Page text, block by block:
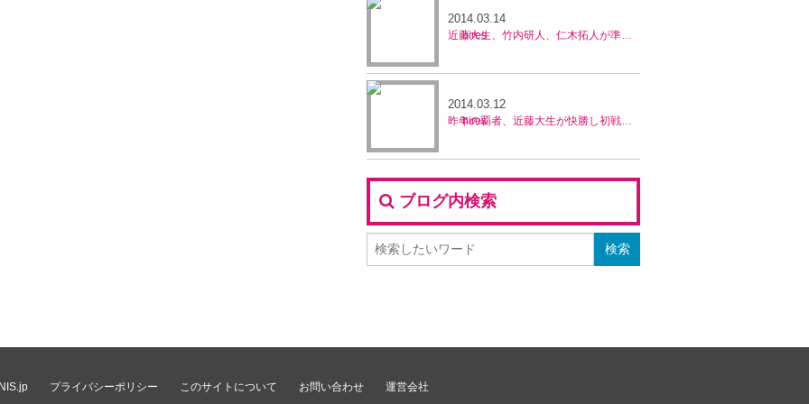
近藤大生、竹内研人、仁木拓人が準決勝進出／亜細亜フューチャーズ
2014.03.14
昨年の覇者、近藤大生が快勝し初戦突破／亜細亜フューチャーズ
2014.03.12
ブログ内検索
プライバシーポリシー このサイトについて お問い合わせ 運営会社